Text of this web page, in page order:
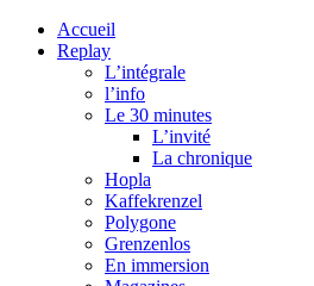
Accueil
Replay
L’intégrale
l’info
Le 30 minutes
L’invité
La chronique
Hopla
Kaffekrenzel
Polygone
Grenzenlos
En immersion